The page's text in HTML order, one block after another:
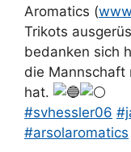
Aromatics (
Trikots
bedanken sich
die
hat.
#svhessler06
#arsolaromatics